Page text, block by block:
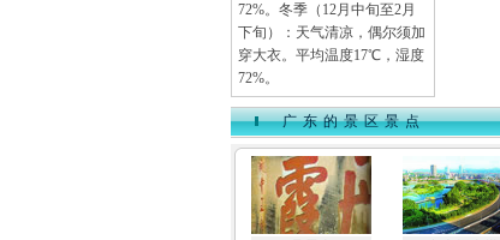
72%。冬季（12月中旬至2月
下旬）：天气清凉，偶尔须加
穿大衣。平均温度17℃，湿度
72%。
广东的景区景点